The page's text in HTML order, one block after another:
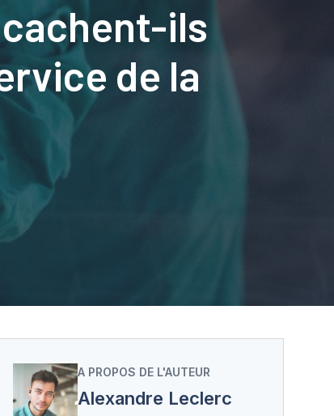
cachent-ils
de la
A PROPOS DE L'AUTEUR
Alexandre Leclerc